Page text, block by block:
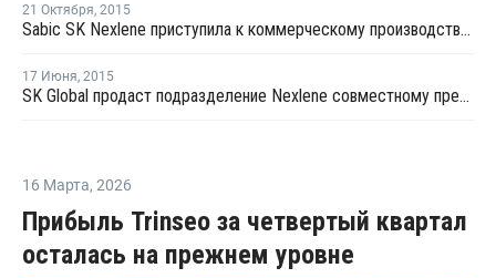
21 Октября, 2015
Sabic SK Nexlene приступила к коммерческому производству на новом заводе ПЭ в Южной Корее
17 Июня, 2015
SK Global продаст подразделение Nexlene совместному предприятию с Sabic по производству ПЭ
16 Марта, 2026
Прибыль Trinseo за четвертый квартал
осталась на прежнем уровне